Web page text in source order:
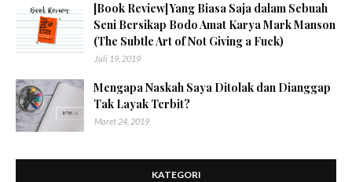
[Book Review] Yang Biasa Saja dalam Sebuah
Seni Bersikap Bodo Amat Karya Mark Manson
(The Subtle Art of Not Giving a Fuck)
Juli 19, 2019
Mengapa Naskah Saya Ditolak dan Dianggap
Tak Layak Terbit?
Maret 24, 2019
KATEGORI